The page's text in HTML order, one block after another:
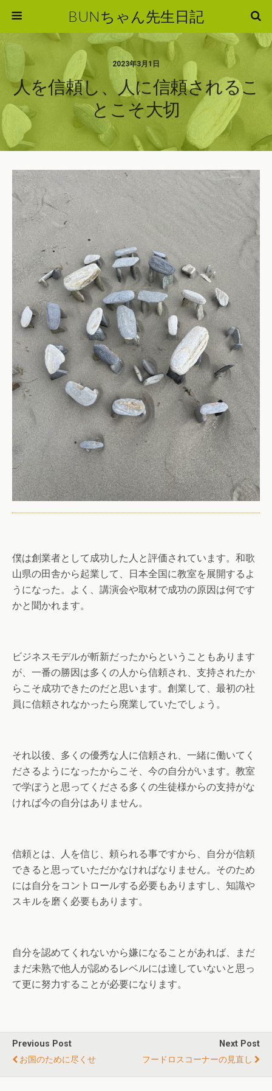
BUNちゃん先生日記
2023年3月1日
人を信頼し、人に信頼されるこ
とこそ大切
僕は創業者として成功した人と評価されています。和歌
山県の田舎から起業して、日本全国に教室を展開するよ
うになった。よく、講演会や取材で成功の原因は何です
かと聞かれます。
ビジネスモデルが斬新だったからということもあります
が、一番の勝因は多くの人から信頼され、支持されたか
らこそ成功できたのだと思います。創業して、最初の社
員に信頼されなかったら廃業していたでしょう。
それ以後、多くの優秀な人に信頼され、一緒に働いてく
ださるようになったからこそ、今の自分がいます。教室
で学ぼうと思ってくださる多くの生徒様からの支持がな
ければ今の自分はありません。
信頼とは、人を信じ、頼られる事ですから、自分が信頼
できると思っていただかなければなりません。そのため
には自分をコントロールする必要もありますし、知識や
スキルを磨く必要もあります。
自分を認めてくれないから嫌になることがあれば、まだ
まだ未熟で他人が認めるレベルには達していないと思っ
て更に努力することが必要になります。
Previous Post
お国のために尽くせ
Next Post
フードロスコーナーの見直し